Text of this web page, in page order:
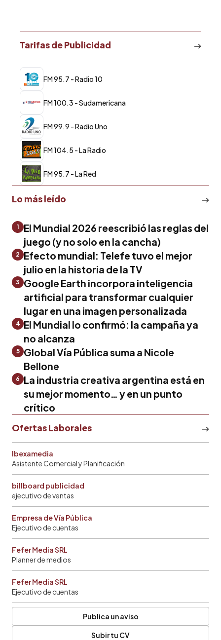
Tarifas de Publicidad
FM 95.7 - Radio 10
FM 100.3 - Sudamericana
FM 99.9 - Radio Uno
FM 104.5 - La Radio
FM 95.7 - La Red
Lo más leído
1
El Mundial 2026 reescribió las reglas del
juego (y no solo en la cancha)
2
Efecto mundial: Telefe tuvo el mejor
julio en la historia de la TV
3
Google Earth incorpora inteligencia
artificial para transformar cualquier
lugar en una imagen personalizada
4 El Mundial lo confirmó: la campaña ya
no alcanza
5
Global Vía Pública suma a Nicole
Bellone
6
La industria creativa argentina está en
su mejor momento… y en un punto
crítico
Ofertas Laborales
Ibexamedia
Asistente Comercial y Planificación
billboard publicidad
ejecutivo de ventas
Empresa de Vía Pública
Ejecutivo de cuentas
Fefer Media SRL
Planner de medios
Fefer Media SRL
Ejecutivo de cuentas
Publica un aviso
Subir tu CV